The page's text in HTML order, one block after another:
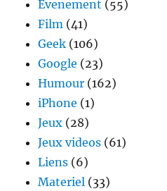
Evenement (55)
Film (41)
Geek (106)
Google (23)
Humour (162)
iPhone (1)
Jeux (28)
Jeux videos (61)
Liens (6)
Materiel (33)